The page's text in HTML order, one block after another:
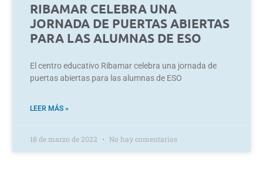
RIBAMAR CELEBRA UNA
JORNADA DE PUERTAS ABIERTAS
PARA LAS ALUMNAS DE ESO
El centro educativo Ribamar celebra una jornada de
puertas abiertas para las alumnas de ESO
LEER MÁS »
18 de marzo de 2022 No hay comentarios